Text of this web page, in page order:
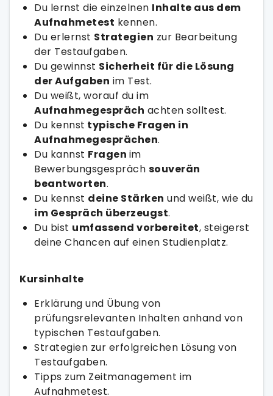
Du lernst die einzelnen Inhalte aus dem
Aufnahmetest kennen.
Du erlernst Strategien zur Bearbeitung
der Testaufgaben.
Du gewinnst Sicherheit für die Lösung
der Aufgaben im Test.
Du weißt, worauf du im
Aufnahmegespräch achten solltest.
Du kennst typische Fragen in
Aufnahmegesprächen.
Du kannst Fragen im
Bewerbungsgespräch souverän
beantworten.
Du kennst deine Stärken und weißt, wie du
im Gespräch überzeugst.
Du bist umfassend vorbereitet, steigerst
deine Chancen auf einen Studienplatz.
Kursinhalte
Erklärung und Übung von
prüfungsrelevanten Inhalten anhand von
typischen Testaufgaben.
Strategien zur erfolgreichen Lösung von
Testaufgaben.
Tipps zum Zeitmanagement im
Aufnahmetest.